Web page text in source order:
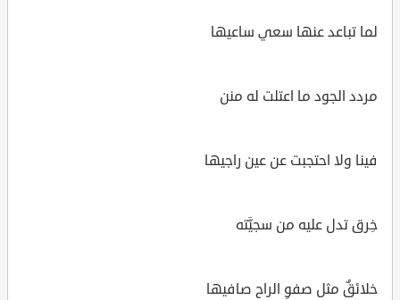
لما تباعد عنها سعي ساعيها
مردد الجود ما اعتلت له منن
فينا ولا احتجبت عن عين راجيها
خِرق تدل عليه من سجيَّته
خلائقٌ مثل صفوِ الراح صافيها